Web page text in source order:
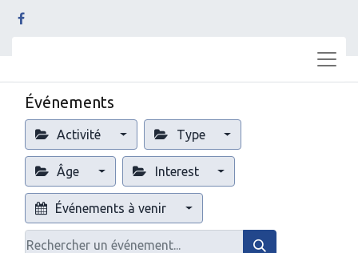
Événements
Activité Type
Âge Interest
Événements à venir